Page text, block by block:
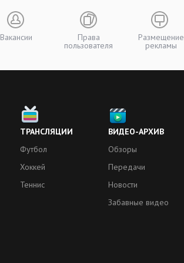
Вакансии Права
пользователя
Размещение
рекламы
ТРАНСЛЯЦИИ
Футбол
Хоккей
Теннис
ВИДЕО-АРХИВ
Обзоры
Передачи
Новости
Забавные видео